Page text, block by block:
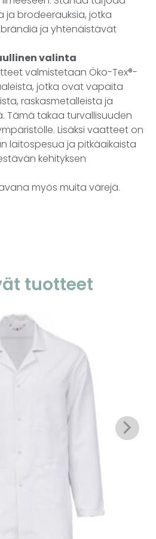
ja brodeerauksia, jotka
ja yhtenäistävät
valinta
valmistetaan Öko-Tex®-
jotka ovat vapaita
raskasmetalleista ja
Tämä takaa turvallisuuden
Lisäksi vaatteet on
laitospesua ja pitkäaikaista
kehityksen
myös muita värejä.
tuotteet